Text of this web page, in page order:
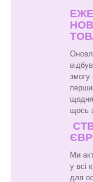
змогу
щодня
щось
Ми
у всі
для